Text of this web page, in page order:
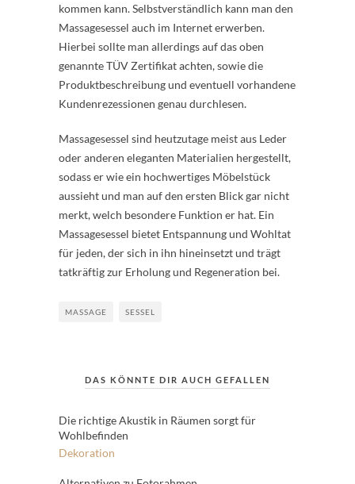
kommen kann. Selbstverständlich kann man den
Massagesessel auch im Internet erwerben.
Hierbei sollte man allerdings auf das oben
genannte TÜV Zertifikat achten, sowie die
Produktbeschreibung und eventuell vorhandene
Kundenrezessionen genau durchlesen.
Massagesessel sind heutzutage meist aus Leder
oder anderen eleganten Materialien hergestellt,
sodass er wie ein hochwertiges Möbelstück
aussieht und man auf den ersten Blick gar nicht
merkt, welch besondere Funktion er hat. Ein
Massagesessel bietet Entspannung und Wohltat
für jeden, der sich in ihn hineinsetzt und trägt
tatkräftig zur Erholung und Regeneration bei.
MASSAGE SESSEL
DAS KÖNNTE DIR AUCH GEFALLEN
Die richtige Akustik in Räumen sorgt für
Wohlbefinden
Dekoration